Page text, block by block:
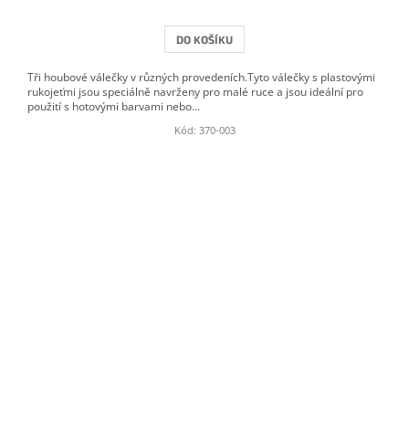
DO KOŠÍKU
Tři houbové válečky v různých provedeních.Tyto válečky s plastovými
rukojeťmi jsou speciálně navrženy pro malé ruce a jsou ideální pro
použití s ​​hotovými barvami nebo...
Kód: 370-003